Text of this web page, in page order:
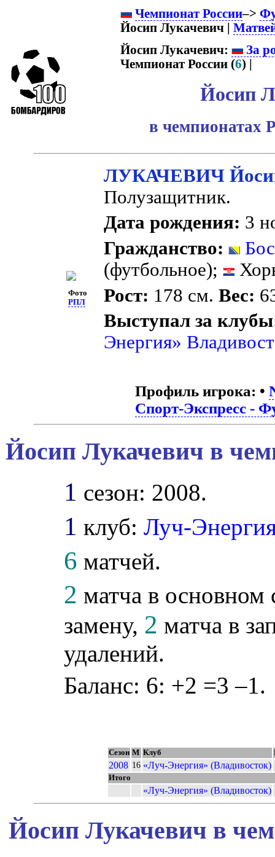
Чемпионат России–>
Йосип Лукачевич |
Йосип Лукачевич:
За
Чемпионат России (6) |
Йосип
в чемпионатах
Фото
РПЛ
ЛУКАЧЕВИЧ
Полузащитник.
Дата рождения: 3
Гражданство:
(футбольное);
Рост: 178 см.Вес:
Выступал за
Энергия»
Профиль игрока: •
Спорт-Экспресс -
Йосип Лукачевич в
1 сезон: 2008.
1 клуб:Луч-
6 матчей.
2 матча в основном
замену, 2 матча в
удалений.
Баланс: 6: +2 =3 –1.
Сезон М Клуб
2008 16 «Луч-Энергия» (Владивосток)
Итого
«Луч-Энергия» (Владивосток)
Йосип Лукачевич в